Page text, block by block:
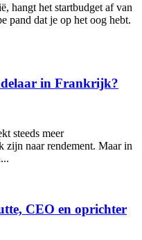
hangt het startbudget af van
pand dat je op het oog hebt.
in Frankrijk?
steeds meer
zijn naar rendement. Maar in
CEO en oprichter